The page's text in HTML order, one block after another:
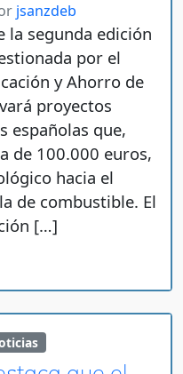
jsanzdeb
la segunda edición
por el
y Ahorro de
proyectos
españolas que,
de 100.000 euros,
hacia el
de combustible. El
[…]